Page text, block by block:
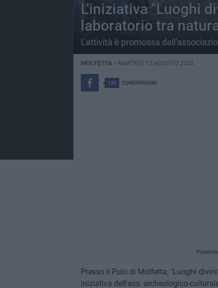
L'iniziativa "Luoghi
laboratorio tra
L'attività è promossa
MOLFETTA - MARTEDÌ 15 AGOSTO 2023
129 CONDIVISIONI
Presso il Pulo di Molfetta, "Luoghi
iniziativa dell'ass. archeologico-